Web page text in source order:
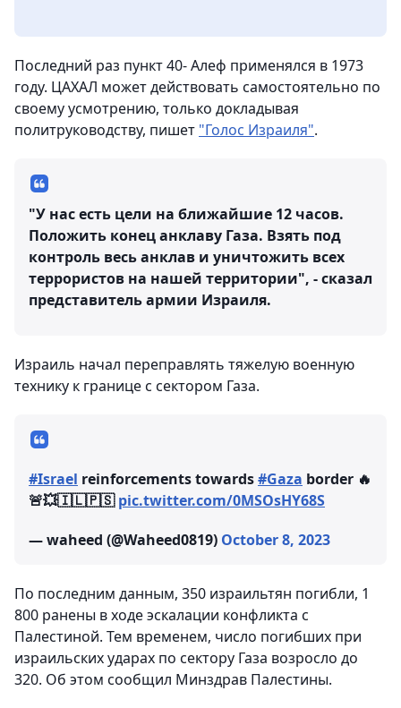
Последний раз пункт 40- Алеф применялся в 1973
году. ЦАХАЛ может действовать самостоятельно по
своему усмотрению, только докладывая
политруководству, пишет "Голос Израиля".
"У нас есть цели на ближайшие 12 часов.
Положить конец анклаву Газа. Взять под
контроль весь анклав и уничтожить всех
террористов на нашей территории", - сказал
представитель армии Израиля.
Израиль начал переправлять тяжелую военную
технику к границе с сектором Газа.
#Israel reinforcements towards#Gaza border 🔥
🚨💥🇮🇱🇵🇸pic.twitter.com/0MSOsHY68S
— waheed (@Waheed0819) October 8, 2023
По последним данным, 350 израильтян погибли, 1
800 ранены в ходе эскалации конфликта с
Палестиной. Тем временем, число погибших при
израильских ударах по сектору Газа возросло до
320. Об этом сообщил Минздрав Палестины.